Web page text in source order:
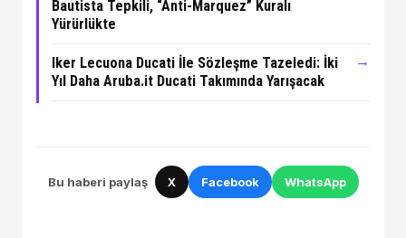
Bautista Tepkili, “Anti-Marquez” Kuralı
Yürürlükte
Iker Lecuona Ducati İle Sözleşme Tazeledi: İki
Yıl Daha Aruba.it Ducati Takımında Yarışacak
→
Bu haberi paylaş X Facebook WhatsApp